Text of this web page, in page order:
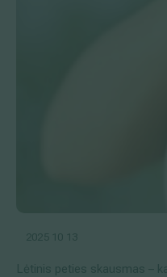
2025 10 13
Lėtinis peties skausmas –